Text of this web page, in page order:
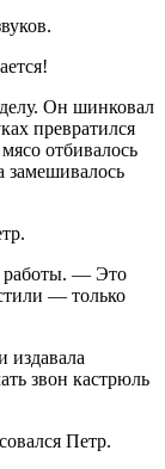
Он шинковал
превратился
отбивалось
замешивалось
работы. — Это
— только
издавала
звон кастрюль
Петр.